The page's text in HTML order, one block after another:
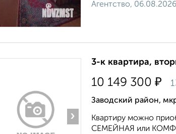
Агентство, 06.08.2026
›
3-к квартира,
10 149 300 ₽
Заводский район,
Квартиру можно
СЕМЕЙНАЯ или